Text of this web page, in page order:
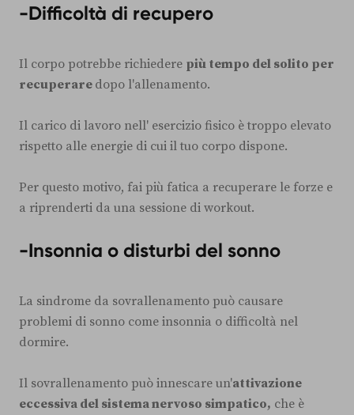
-Difficoltà di recupero
Il corpo potrebbe richiedere più tempo del solito per
recuperare dopo l'allenamento.
Il carico di lavoro nell' esercizio fisico è troppo elevato
rispetto alle energie di cui il tuo corpo dispone.
Per questo motivo, fai più fatica a recuperare le forze e
a riprenderti da una sessione di workout.
-Insonnia o disturbi del sonno
La sindrome da sovrallenamento può causare
problemi di sonno come insonnia o difficoltà nel
dormire.
Il sovrallenamento può innescare un'attivazione
eccessiva del sistema nervoso simpatico, che è